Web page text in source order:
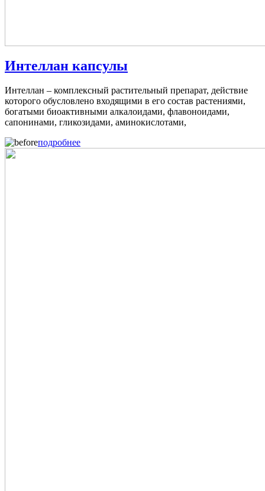
Интеллан капсулы
Интеллан – комплексный растительный препарат, действие
которого обусловлено входящими в его состав растениями,
богатыми биоактивными алкалоидами, флавоноидами,
сапонинами, гликозидами, аминокислотами,
подробнее